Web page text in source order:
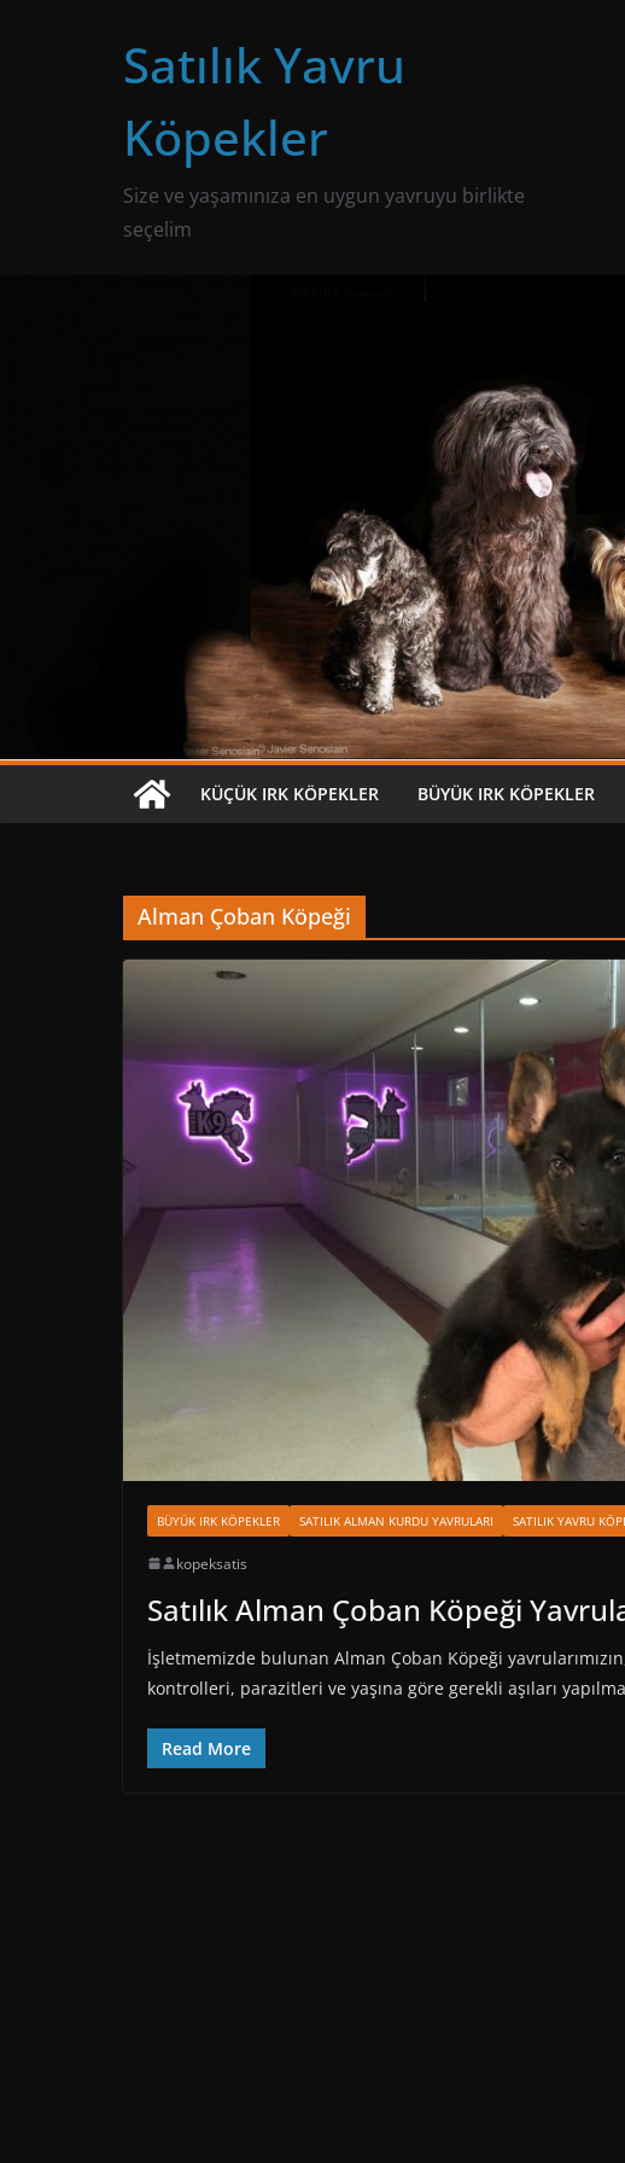
Satılık Yavru
Köpekler
Size ve yaşamınıza en uygun yavruyu birlikte
seçelim
KÜÇÜK IRK KÖPEKLER BÜYÜK IRK KÖPEKLER
Alman Çoban Köpeği
BÜYÜK IRK KÖPEKLER SATILIK ALMAN KURDU YAVRULARI SATILIK YAVRU
kopeksatis
Satılık Alman Çoban Köpeği
İşletmemizde bulunan Alman Çoban Köpeği
kontrolleri, parazitleri ve yaşına göre gerekli aşıları
Read More